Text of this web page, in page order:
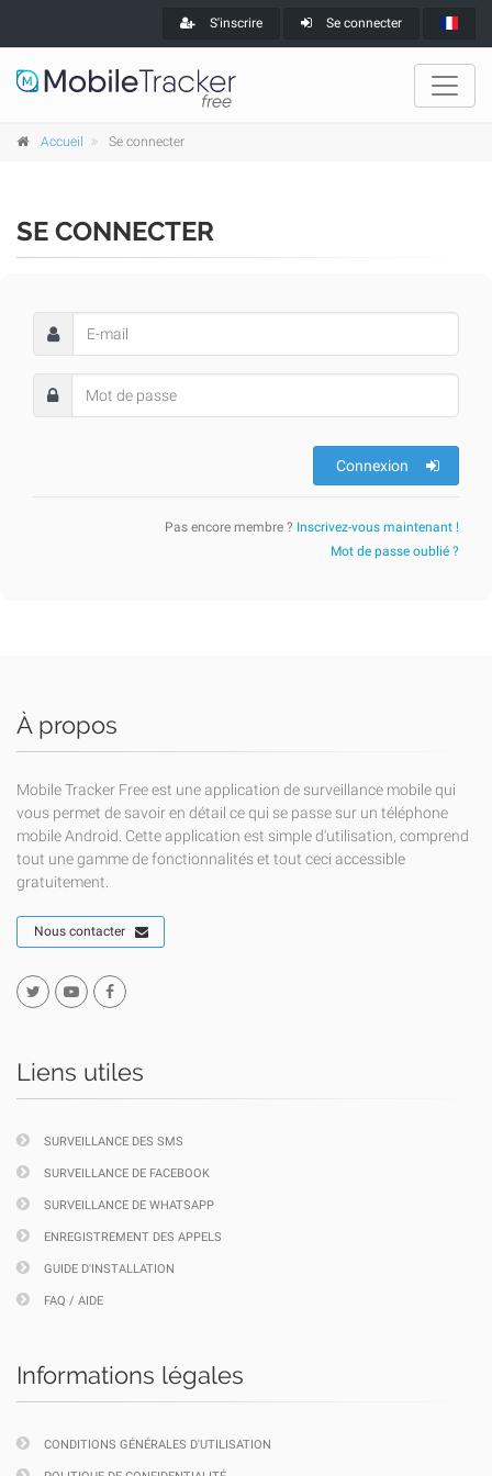
S'inscrire Se connecter
Accueil Se connecter
SE CONNECTER
Connexion
Pas encore membre ? Inscrivez-vous maintenant !
Mot de passe oublié ?
À propos
Mobile Tracker Free est une application de surveillance mobile qui
vous permet de savoir en détail ce qui se passe sur un téléphone
mobile Android. Cette application est simple d'utilisation, comprend
tout une gamme de fonctionnalités et tout ceci accessible
gratuitement.
Nous contacter
Liens utiles
SURVEILLANCE DES SMS
SURVEILLANCE DE FACEBOOK
SURVEILLANCE DE WHATSAPP
ENREGISTREMENT DES APPELS
GUIDE D'INSTALLATION
FAQ / AIDE
Informations légales
CONDITIONS GÉNÉRALES D'UTILISATION